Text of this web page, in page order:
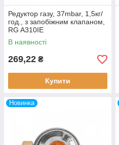
Редуктор газу, 37mbar, 1,5кг/
год., з запобіжним клапаном,
RG A310IE
В наявності
269,22 ₴
Купити
Новинка